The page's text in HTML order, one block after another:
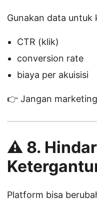
Gunakan data untuk
CTR (klik)
conversion rate
biaya per akuisisi
👉 Jangan
⚠️ 8.
Platform bisa